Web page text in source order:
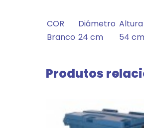
COR Diâmetro Altura
Branco 24 cm 54 cm
Produtos